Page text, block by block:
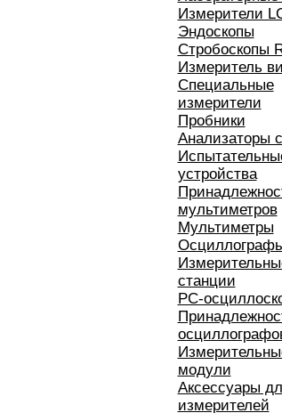
Измерители
Эндоскопы
Стробоскопы
Измеритель
Специальные
измерители
Пробники
Анализаторы
устройства
мультиметров
Мультиметры
станции
РС-
модули
Аксессуары
измерителей